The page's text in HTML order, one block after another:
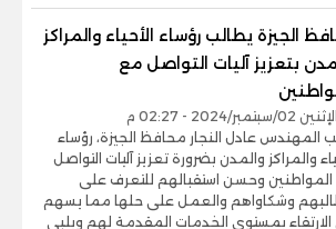
الجيزة يطالب رؤساء الأحياء والمراكز
بتعزيز آليات التواصل مع
الإثنين 02/سبتمبر/2024 - 02:27 م
المهندس عادل النجار محافظ الجيزة، رؤساء
والمراكز والمدن بضرورة تعزيز آليات التواصل
وحسن استقبالهم للتعرف على
وشكاواهم والعمل على حلها مما يسهم
بمستوى الخدمات المقدمة لهم ويلبى